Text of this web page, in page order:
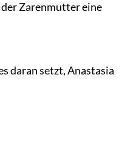
der Zarenmutter eine
daran setzt, Anastasia